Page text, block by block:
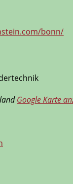
bonn/
Google Karte